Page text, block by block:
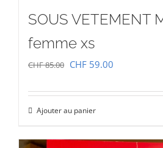
SOUS VETEMENT
femme xs
CHF85.00 Le
initial
était :
CHF 85.00.
CHF 59.00
actuel
CHF 59.00.
Ajouter au panier